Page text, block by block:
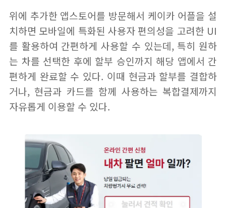
위에 추가한 앱스토어를 방문해서 케이카 어플을 설
치하면 모바일에 특화된 사용자 편의성을 고려한 UI
를 활용하여 간편하게 사용할 수 있는데, 특히 원하
는 차를 선택한 후에 할부 승인까지 해당 앱에서 간
편하게 완료할 수 있다. 이때 현금과 할부를 결합하
거나, 현금과 카드를 함께 사용하는 복합결제까지
자유롭게 이용할 수 있다.